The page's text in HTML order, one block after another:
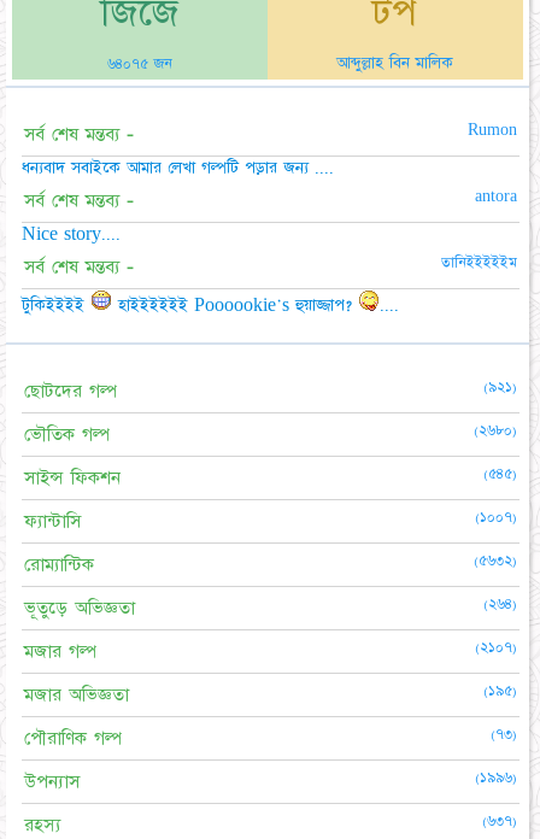
জিজে
৬৪০৭৫ জন
টপ
আব্দুল্লাহ বিন মালিক
সর্ব শেষ মন্তব্য - Rumon
ধন্যবাদ সবাইকে আমার লেখা গল্পটি পড়ার জন্য ....
সর্ব শেষ মন্তব্য - antora
Nice story....
সর্ব শেষ মন্তব্য - তানিইইইইইম
টুকিইইইই হাইইইইইই Poooookie's হুয়াজ্জাপ? ....
ছোটদের গল্প (৯২১)
ভৌতিক গল্প (২৬৮০)
সাইন্স ফিকশন (৫৪৫)
ফ্যান্টাসি (১০০৭)
রোম্যান্টিক (৫৬৩২)
ভূতুড়ে অভিজ্ঞতা (২৬৪)
মজার গল্প (২১০৭)
মজার অভিজ্ঞতা (১৯৫)
পৌরাণিক গল্প (৭৩)
উপন্যাস (১৯৯৬)
রহস্য (৬৩৭)